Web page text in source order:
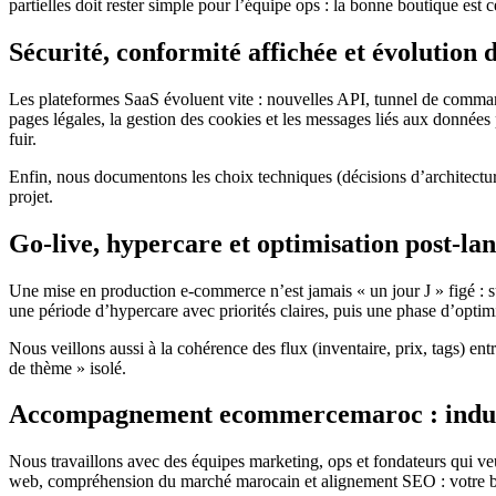
partielles doit rester simple pour l’équipe ops : la bonne boutique
Sécurité, conformité affichée et évolution
Les plateformes SaaS évoluent vite : nouvelles API, tunnel de
pages légales, la gestion des cookies et les messages liés aux
fuir.
Enfin, nous documentons les choix techniques (décisions
projet.
Go-live, hypercare et optimisation post-
Une mise en production e-commerce n’est jamais « un jour J » figé
une période d’hypercare avec priorités claires, puis une phase
Nous veillons aussi à la cohérence des flux (inventaire, prix, tags)
de thème » isolé.
Accompagnement ecommercemaroc :
Nous travaillons avec des équipes marketing, ops et fondateurs qui
web, compréhension du marché marocain et alignement SEO : votre